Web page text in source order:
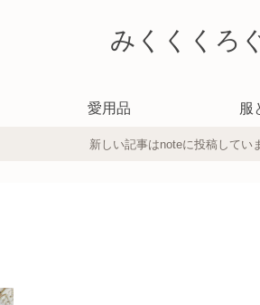
みくくくろ
愛用品 服
新しい記事はnoteに投稿してい